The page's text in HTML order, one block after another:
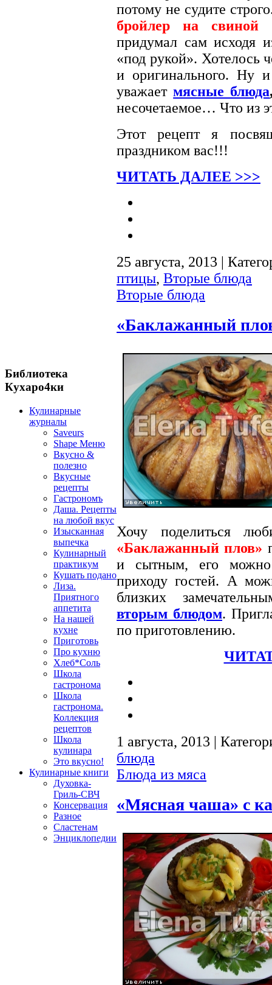
Библиотека
Кухаро4ки
Кулинарные
журналы
Saveurs
Shape Меню
Вкусно &
полезно
Вкусные
рецепты
Гастрономъ
Даша. Рецепты
на любой вкус
Изысканная
выпечка
Кулинарный
практикум
Кушать подано
Лиза.
Приятного
аппетита
На нашей
кухне
Приготовь
Про кухню
Хлеб*Соль
Школа
гастронома
Школа
гастронома.
Коллекция
рецептов
Школа
кулинара
Это вкусно!
Кулинарные книги
Духовка-
Гриль-СВЧ
Консервация
Разное
Сластенам
Энциклопедии
потому не судите
бройлер на свиной
придумал сам исходя
«под рукой». Хотелось
и оригинального. Ну
уважаетмясные блюда
несочетаемое… Что из
Этот рецепт я
праздником вас!!!
ЧИТАТЬ ДАЛЕЕ >>>
25 августа, 2013 |
птицы, Вторые блюда
Вторые блюда
«Баклажанный
Хочу поделиться
«Баклажанный плов»
и сытным, его
приходу гостей. А
близких
вторым блюдом.
по приготовлению.
1 августа, 2013 |
блюда
Блюда из мяса
«Мясная чаша» с